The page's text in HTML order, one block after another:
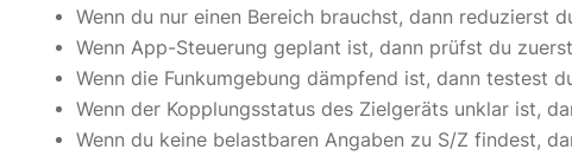
Wenn du nur einen Bereich brauchst, dann reduzierst
Wenn App-Steuerung geplant ist, dann prüfst du
Wenn die Funkumgebung dämpfend ist, dann testest
Wenn der Kopplungsstatus des Zielgeräts unklar ist,
Wenn du keine belastbaren Angaben zu S/Z findest,